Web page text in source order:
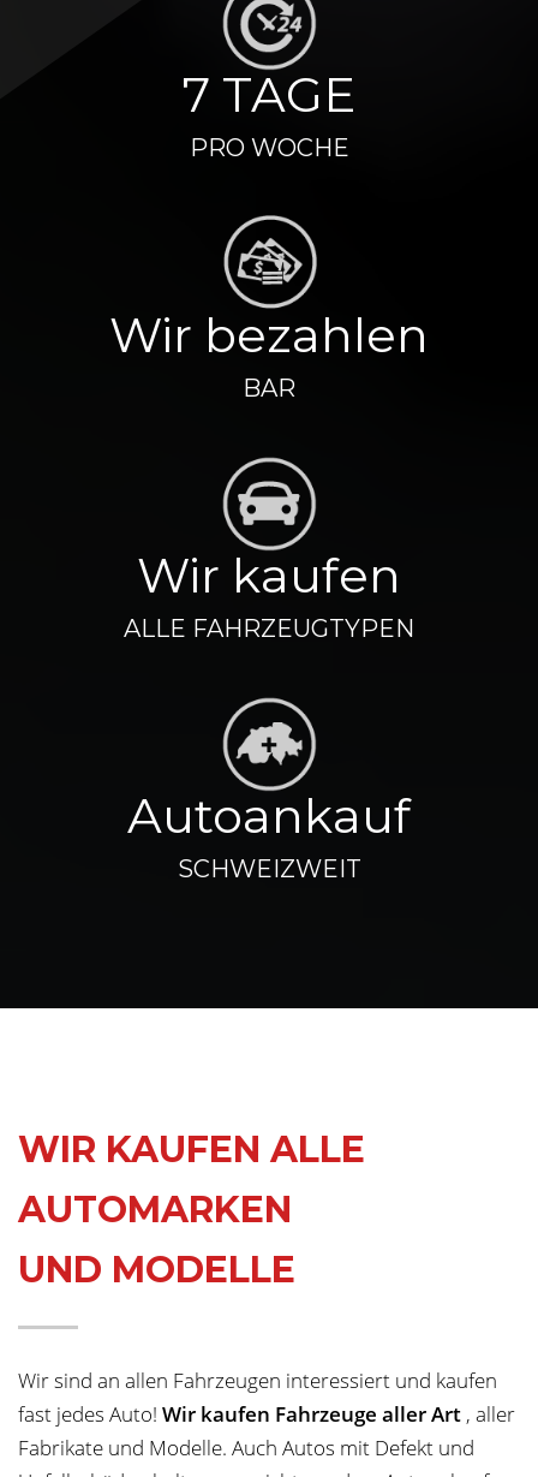
7 TAGE
PRO WOCHE
Wir bezahlen
BAR
Wir kaufen
ALLE FAHRZEUGTYPEN
Autoankauf
SCHWEIZWEIT
WIR KAUFEN ALLE
AUTOMARKEN
UND MODELLE
Wir sind an allen Fahrzeugen interessiert und kaufen
fast jedes Auto! Wir kaufen Fahrzeuge aller Art , aller
Fabrikate und Modelle. Auch Autos mit Defekt und